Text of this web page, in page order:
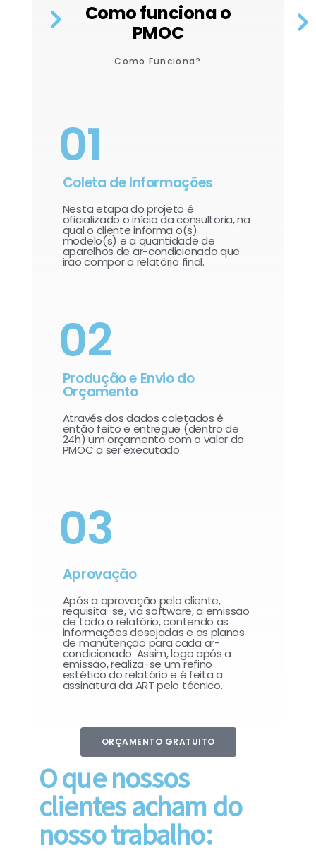
Como funciona o
PMOC
Como Funciona?
01
Coleta de Informações
Nesta etapa do projeto é
oficializado o início da consultoria, na
qual o cliente informa o(s)
modelo(s) e a quantidade de
aparelhos de ar-condicionado que
irão compor o relatório final.​
02
Produção e Envio do
Orçamento
Através dos dados coletados é
então feito e entregue (dentro de
24h) um orçamento com o valor do
PMOC a ser executado.
03
Aprovação
Após a aprovação pelo cliente,
requisita-se, via software, a emissão
de todo o relatório, contendo as
informações desejadas e os planos
de manutenção para cada ar-
condicionado. Assim, logo após a
emissão, realiza-se um refino
estético do relatório e é feita a
assinatura da ART pelo técnico.
ORÇAMENTO GRATUITO
O que nossos
clientes acham do
nosso trabalho: